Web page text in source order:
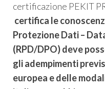
certificazione PEKIT
certifica le
Protezione Dati –
(RPD/DPO) deve
gli adempimenti
europea e delle